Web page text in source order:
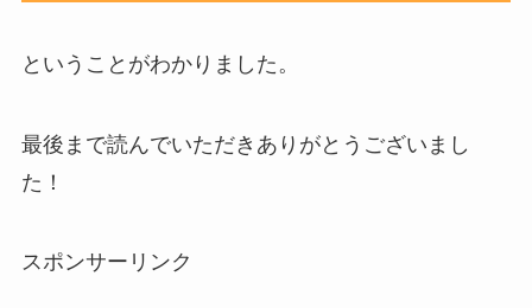
ということがわかりました。
最後まで読んでいただきありがとうございまし
た！
スポンサーリンク